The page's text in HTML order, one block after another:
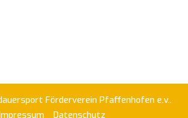
Förderverein Pfaffenhofen e.v..
Impressum
Datenschutz